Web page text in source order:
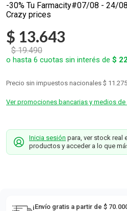
-30% Tu Farmacity#07/08 - 24/
Crazy prices
$ 13.643
$ 19.490
o hasta 6 cuotas sin interés de $
Precio sin impuestos nacionales $
Ver promociones bancarias y medios de
Inicia sesión para, ver stock real
productos y acceder a lo que
¡Envío gratis a partir de $